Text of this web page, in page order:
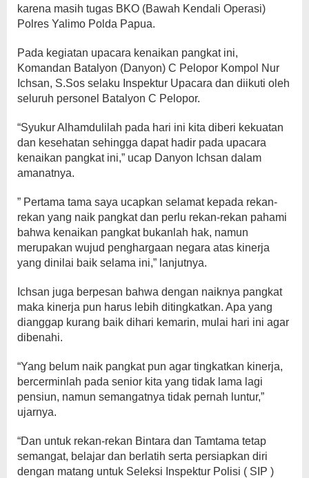
karena masih tugas BKO (Bawah Kendali Operasi)
Polres Yalimo Polda Papua.
Pada kegiatan upacara kenaikan pangkat ini,
Komandan Batalyon (Danyon) C Pelopor Kompol Nur
Ichsan, S.Sos selaku Inspektur Upacara dan diikuti oleh
seluruh personel Batalyon C Pelopor.
“Syukur Alhamdulilah pada hari ini kita diberi kekuatan
dan kesehatan sehingga dapat hadir pada upacara
kenaikan pangkat ini,” ucap Danyon Ichsan dalam
amanatnya.
” Pertama tama saya ucapkan selamat kepada rekan-
rekan yang naik pangkat dan perlu rekan-rekan pahami
bahwa kenaikan pangkat bukanlah hak, namun
merupakan wujud penghargaan negara atas kinerja
yang dinilai baik selama ini,” lanjutnya.
Ichsan juga berpesan bahwa dengan naiknya pangkat
maka kinerja pun harus lebih ditingkatkan. Apa yang
dianggap kurang baik dihari kemarin, mulai hari ini agar
dibenahi.
“Yang belum naik pangkat pun agar tingkatkan kinerja,
bercerminlah pada senior kita yang tidak lama lagi
pensiun, namun semangatnya tidak pernah luntur,”
ujarnya.
“Dan untuk rekan-rekan Bintara dan Tamtama tetap
semangat, belajar dan berlatih serta persiapkan diri
dengan matang untuk Seleksi Inspektur Polisi ( SIP )